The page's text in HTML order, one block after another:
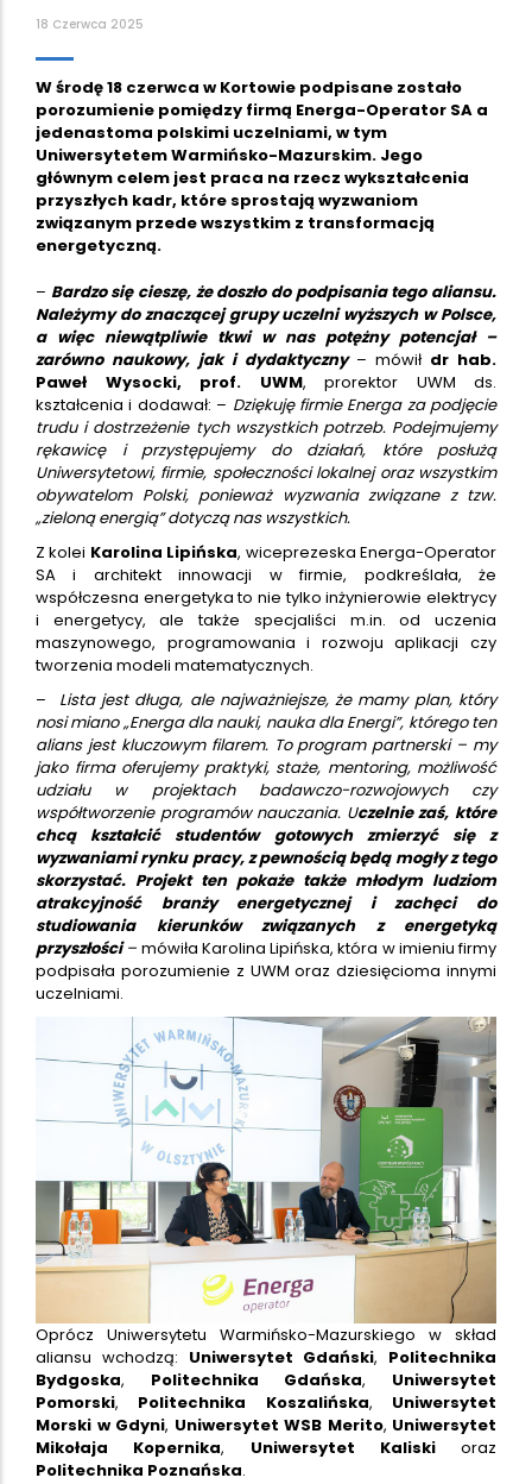
18 Czerwca 2025
W środę 18 czerwca w Kortowie podpisane zostało
porozumienie pomiędzy firmą Energa-Operator SA a
jedenastoma polskimi uczelniami, w tym
Uniwersytetem Warmińsko-Mazurskim. Jego
głównym celem jest praca na rzecz wykształcenia
przyszłych kadr, które sprostają wyzwaniom
związanym przede wszystkim z transformacją
energetyczną.
– Bardzo się cieszę, że doszło do podpisania tego aliansu.
Należymy do znaczącej grupy uczelni wyższych w Polsce,
a więc niewątpliwie tkwi w nas potężny potencjał –
zarówno naukowy, jak i dydaktyczny– mówił dr hab.
Paweł Wysocki, prof. UWM, prorektor UWM ds.
kształcenia i dodawał: – Dziękuję firmie Energa za podjęcie
trudu i dostrzeżenie tych wszystkich potrzeb. Podejmujemy
rękawicę i przystępujemy do działań, które posłużą
Uniwersytetowi, firmie, społeczności lokalnej oraz wszystkim
obywatelom Polski, ponieważ wyzwania związane z tzw.
„zieloną energią” dotyczą nas wszystkich.
Z kolei Karolina Lipińska, wiceprezeska Energa-Operator
SA i architekt innowacji w firmie, podkreślała, że
współczesna energetyka to nie tylko inżynierowie elektrycy
i energetycy, ale także specjaliści m.in. od uczenia
maszynowego, programowania i rozwoju aplikacji czy
tworzenia modeli matematycznych.
–
Lista jest długa, ale najważniejsze, że mamy plan, który
nosi miano „Energa dla nauki, nauka dla Energi”, którego ten
alians jest kluczowym filarem. To program partnerski – my
jako firma oferujemy praktyki, staże, mentoring, możliwość
udziału w projektach badawczo-rozwojowych czy
współtworzenie programów nauczania. Uczelnie zaś, które
chcą kształcić studentów gotowych zmierzyć się z
wyzwaniami rynku pracy, z pewnością będą mogły z tego
skorzystać. Projekt ten pokaże także młodym ludziom
atrakcyjność branży energetycznej i zachęci do
studiowania kierunków związanych z energetyką
przyszłości– mówiła Karolina Lipińska, która w imieniu firmy
podpisała porozumienie z UWM oraz dziesięcioma innymi
uczelniami.
Oprócz Uniwersytetu Warmińsko-Mazurskiego w skład
aliansu wchodzą: Uniwersytet Gdański, Politechnika
Bydgoska, Politechnika Gdańska, Uniwersytet
Pomorski, Politechnika Koszalińska, Uniwersytet
Morski w Gdyni, Uniwersytet WSB Merito, Uniwersytet
Mikołaja Kopernika, Uniwersytet Kaliskioraz
Politechnika Poznańska.